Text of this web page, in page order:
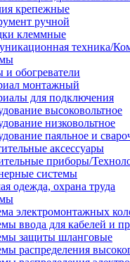
крепежные
ручной
клеммные
техника/
и обогреватели
монтажный
для подключения
высоковольтное
низковольтное
паяльное и
аксессуары
приборы/
системы
одежда, охрана труда
электромонтажных
ввода для кабелей и
защиты шланговые
распределения